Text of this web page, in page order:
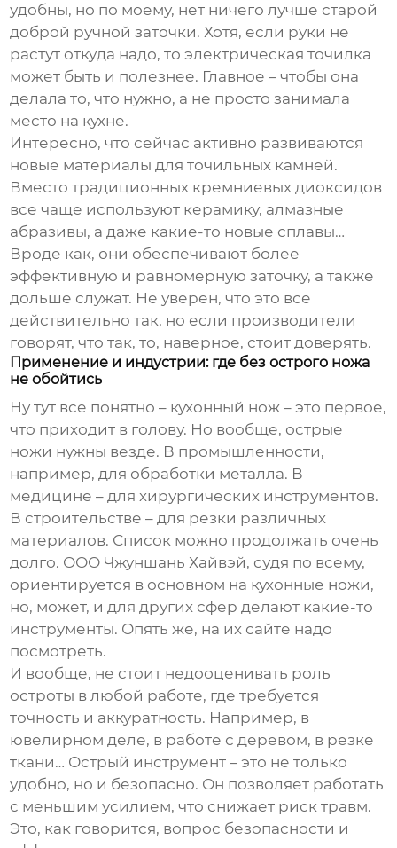
удобны, но по моему, нет ничего лучше старой
доброй ручной заточки. Хотя, если руки не
растут откуда надо, то электрическая точилка
может быть и полезнее. Главное – чтобы она
делала то, что нужно, а не просто занимала
место на кухне.
Интересно, что сейчас активно развиваются
новые материалы для точильных камней.
Вместо традиционных кремниевых диоксидов
все чаще используют керамику, алмазные
абразивы, а даже какие-то новые сплавы…
Вроде как, они обеспечивают более
эффективную и равномерную заточку, а также
дольше служат. Не уверен, что это все
действительно так, но если производители
говорят, что так, то, наверное, стоит доверять.
Применение и индустрии: где без острого ножа
не обойтись
Ну тут все понятно – кухонный нож – это первое,
что приходит в голову. Но вообще, острые
ножи нужны везде. В промышленности,
например, для обработки металла. В
медицине – для хирургических инструментов.
В строительстве – для резки различных
материалов. Список можно продолжать очень
долго. ООО Чжуншань Хайвэй, судя по всему,
ориентируется в основном на кухонные ножи,
но, может, и для других сфер делают какие-то
инструменты. Опять же, на их сайте надо
посмотреть.
И вообще, не стоит недооценивать роль
остроты в любой работе, где требуется
точность и аккуратность. Например, в
ювелирном деле, в работе с деревом, в резке
ткани… Острый инструмент – это не только
удобно, но и безопасно. Он позволяет работать
с меньшим усилием, что снижает риск травм.
Это, как говорится, вопрос безопасности и